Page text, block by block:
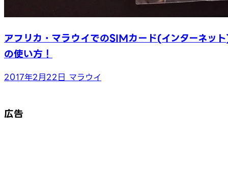
アフリカ・マラウイでのSIMカード(インターネッ
の使い方！
2017年2月22日 マラウイ
広告